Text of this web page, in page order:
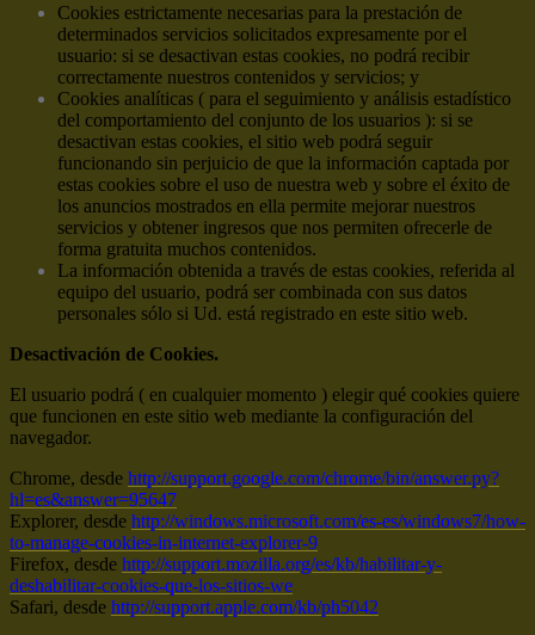
Cookies estrictamente necesarias para la prestación de
determinados servicios solicitados expresamente por el
usuario: si se desactivan estas cookies, no podrá recibir
correctamente nuestros contenidos y servicios; y
Cookies analíticas ( para el seguimiento y análisis estadístico
del comportamiento del conjunto de los usuarios ): si se
desactivan estas cookies, el sitio web podrá seguir
funcionando sin perjuicio de que la información captada por
estas cookies sobre el uso de nuestra web y sobre el éxito de
los anuncios mostrados en ella permite mejorar nuestros
servicios y obtener ingresos que nos permiten ofrecerle de
forma gratuita muchos contenidos.
La información obtenida a través de estas cookies, referida al
equipo del usuario, podrá ser combinada con sus datos
personales sólo si Ud. está registrado en este sitio web.
Desactivación de Cookies.
El usuario podrá ( en cualquier momento ) elegir qué cookies quiere
que funcionen en este sitio web mediante la configuración del
navegador.
Chrome, desde http://support.google.com/chrome/bin/answer.py?
hl=es&answer=95647
Explorer, desde http://windows.microsoft.com/es-es/windows7/how-
to-manage-cookies-in-internet-explorer-9
Firefox, desde http://support.mozilla.org/es/kb/habilitar-y-
deshabilitar-cookies-que-los-sitios-we
Safari, desde http://support.apple.com/kb/ph5042